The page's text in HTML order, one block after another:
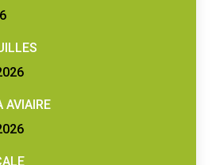
AVIAIRE